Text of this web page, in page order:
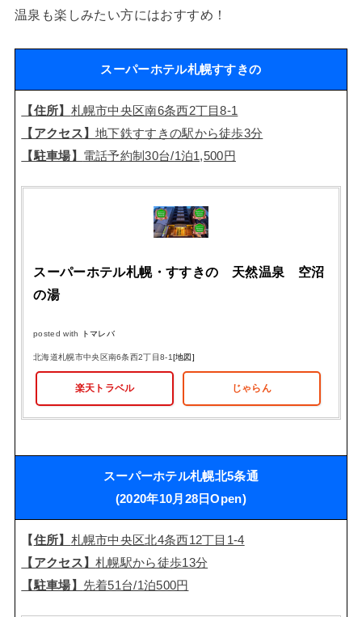
温泉も楽しみたい方にはおすすめ！
スーパーホテル札幌すすきの
【住所】 札幌市中央区南6条西2丁目8-1
【アクセス】地下鉄すすきの駅から徒歩3分
【駐車場】 電話予約制30台/1泊1,500円
スーパーホテル札幌・すすきの 天然温泉 空沼
の湯
posted with トマレバ
北海道札幌市中央区南6条西2丁目8-1[地図]
楽天トラベル じゃらん
スーパーホテル札幌北5条通
(2020年10月28日Open)
【住所】 札幌市中央区北4条西12丁目1-4
【アクセス】札幌駅から徒歩13分
【駐車場】 先着51台/1泊500円